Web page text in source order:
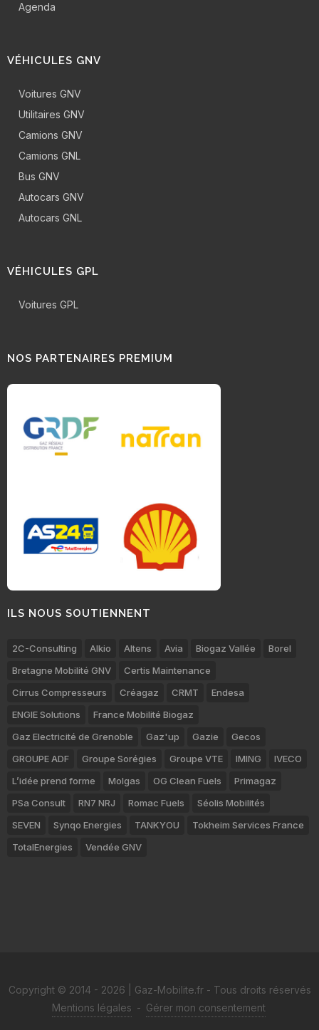
Agenda
VÉHICULES GNV
Voitures GNV
Utilitaires GNV
Camions GNV
Camions GNL
Bus GNV
Autocars GNV
Autocars GNL
VÉHICULES GPL
Voitures GPL
NOS PARTENAIRES PREMIUM
ILS NOUS SOUTIENNENT
2C-Consulting Alkio Altens Avia Biogaz Vallée
Borel
Bretagne Mobilité GNV
Certis Maintenance
Cirrus Compresseurs
Créagaz CRMT
Endesa
ENGIE Solutions
France Mobilité Biogaz
Gaz Electricité de Grenoble
Gaz'up Gazie
Gecos
GROUPE ADF
Groupe Sorégies Groupe VTE IMING
IVECO
L’idée prend forme
Molgas OG Clean Fuels
Primagaz
PSa Consult
RN7 NRJ Romac Fuels
Séolis Mobilités
SEVEN
Synqo Energies TANKYOU
Tokheim Services France
TotalEnergies
Vendée GNV
Copyright © 2014 - 2026 | Gaz-Mobilite.fr - Tous droits réservés
Mentions légales - Gérer mon consentement